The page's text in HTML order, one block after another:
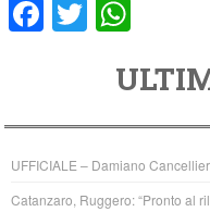
F
e
b
o
T
er
at
s
A
p
UFFICIALE – Damiano
Catanzaro, Ruggero: “Pronto al